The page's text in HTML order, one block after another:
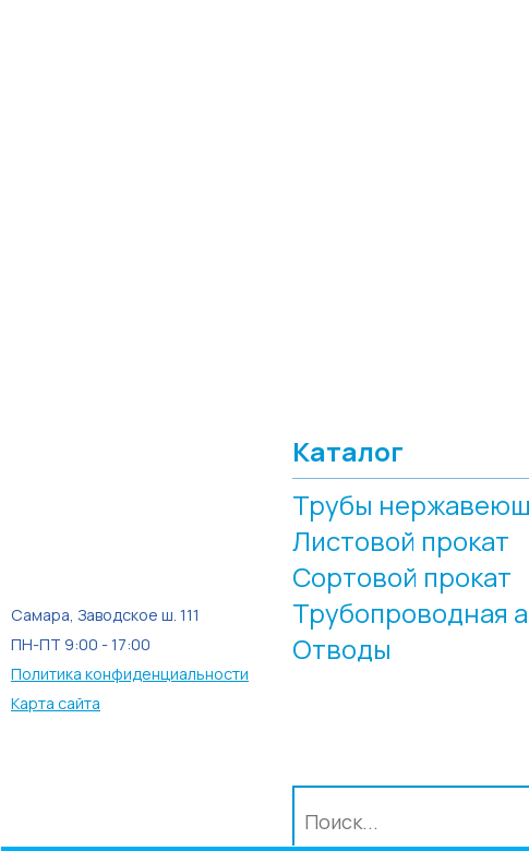
Самара, Заводское ш. 111
ПН-ПТ 9:00 - 17:00
Политика конфиденциальности
Карта сайта
Каталог
Трубы
Листовой прокат
Сортовой прокат
Трубопроводная
Отводы